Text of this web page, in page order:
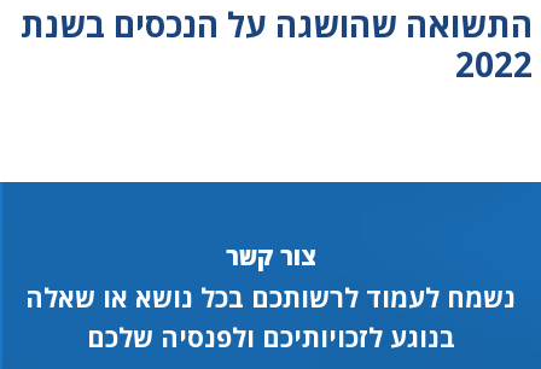
התשואה שהושגה על הנכסים בשנת
2022
צור קשר
נשמח לעמוד לרשותכם בכל נושא או שאלה
בנוגע לזכויותיכם ולפנסיה שלכם